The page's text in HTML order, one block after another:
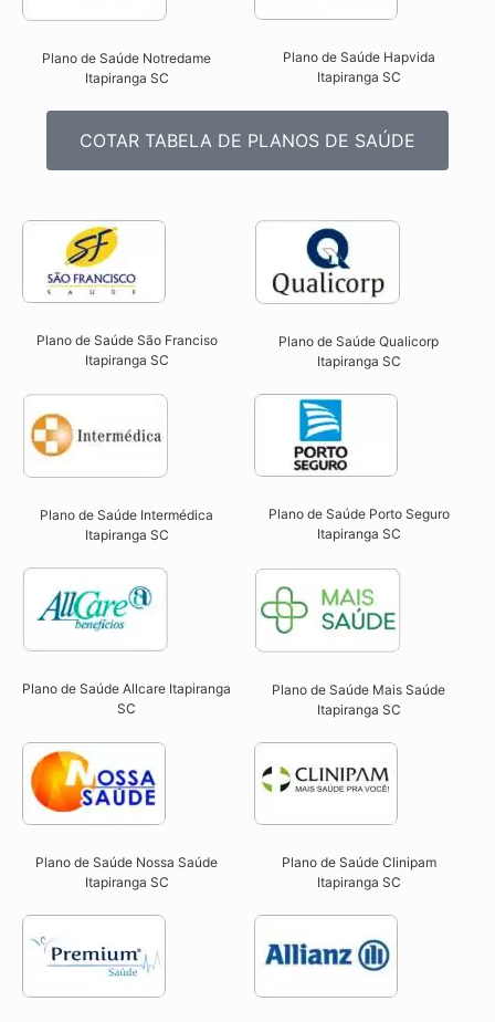
Plano de Saúde Notredame
Itapiranga SC​
Plano de Saúde Hapvida
Itapiranga SC​
COTAR TABELA DE PLANOS DE SAÚDE
Plano de Saúde São Franciso
Itapiranga SC​
Plano de Saúde Qualicorp
Itapiranga SC​
Plano de Saúde Intermédica
Itapiranga SC​
Plano de Saúde Porto Seguro
Itapiranga SC​
Plano de Saúde Allcare Itapiranga
SC​
Plano de Saúde Mais Saúde
Itapiranga SC
Plano de Saúde Nossa Saúde
Itapiranga SC​
Plano de Saúde Clinipam
Itapiranga SC​